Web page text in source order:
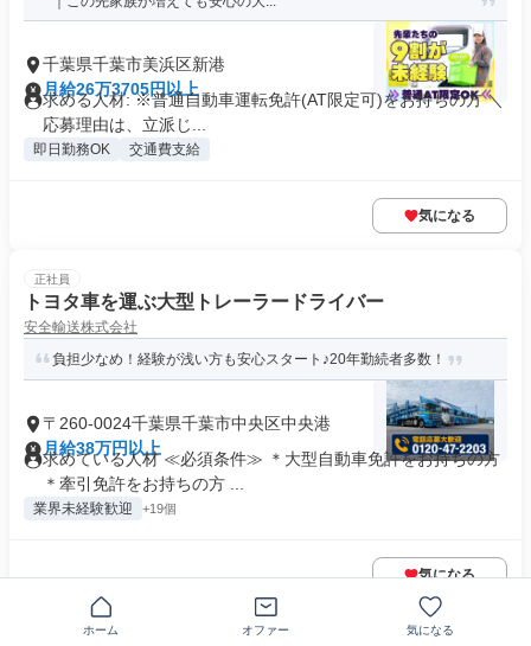
千葉県千葉市美浜区新港
月給26万3705円以上
求める人材: ※普通自動車運転免許(AT限定可)をお持ちの方 ＼
応募理由は、立派じ...
即日勤務OK 交通費支給
気になる
正社員
トヨタ車を運ぶ大型トレーラードライバー
安全輸送株式会社
負担少なめ！経験が浅い方も安心スタート♪20年勤続者多数！
〒260-0024千葉県千葉市中央区中央港
月給38万円以上
求めている人材 ≪必須条件≫ ＊大型自動車免許をお持ちの方
＊牽引免許をお持ちの方 ...
業界未経験歓迎 +19個
気になる
ホーム オファー 気になる